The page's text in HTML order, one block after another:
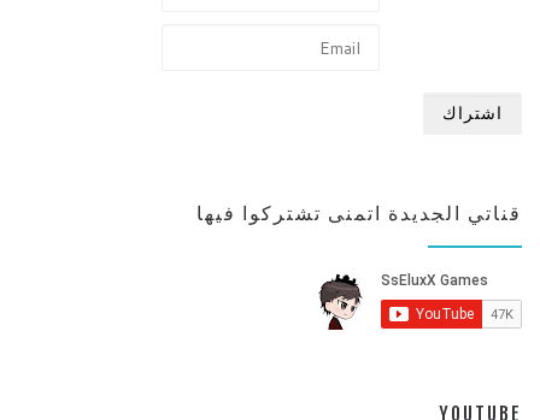
قناتي الجديدة اتمنى تشتركوا فيها
YOUTUBE